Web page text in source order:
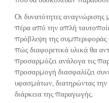
Οι δυνατότητες αναγνώρισης
πέρα από την απλή
πρόβλεψη της
πώς διαφορετικά υλικά θα
προσαρμόζει ανάλογα τις
προσαρμογή διασφαλίζει
υφασμάτων, διατηρώντας
διάρκεια της παραγωγής.